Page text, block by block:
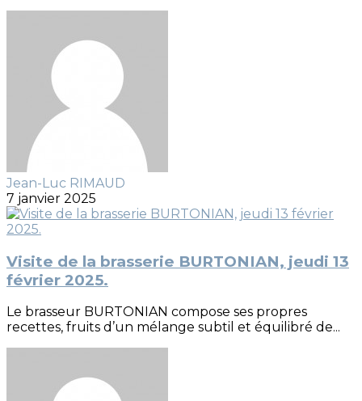
Jean-Luc RIMAUD
7 janvier 2025
Visite de la brasserie BURTONIAN, jeudi 13
février 2025.
Le brasseur BURTONIAN compose ses propres
recettes, fruits d’un mélange subtil et équilibré de...